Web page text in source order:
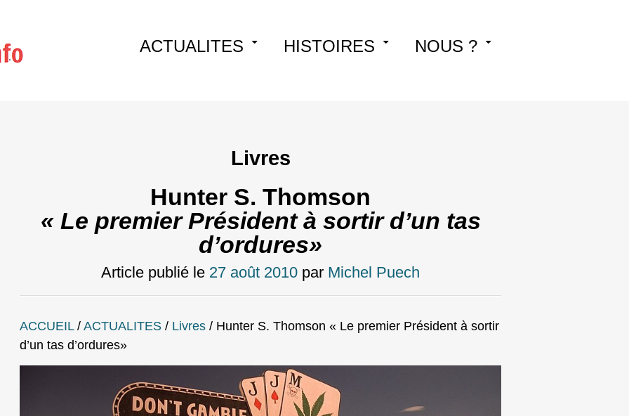
Skip
ACTUALITES HISTOIRES NOUS ?
Livres
Hunter S. Thomson
« Le premier Président à sortir d’un tas
d’ordures»
Article publié le 27 août 2010 par Michel Puech
ACCUEIL/ ACTUALITES / Livres / Hunter S. Thomson « Le premier Président à sortir
d’un tas d’ordures»